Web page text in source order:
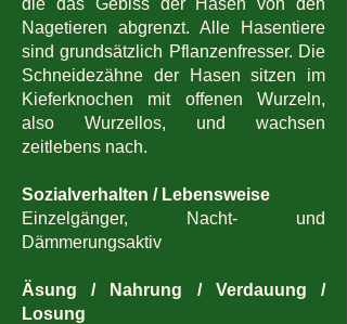
die das Gebiss der Hasen von den
Nagetieren abgrenzt. Alle Hasentiere
sind grundsätzlich Pflanzenfresser. Die
Schneidezähne der Hasen sitzen im
Kieferknochen mit offenen Wurzeln,
also Wurzellos, und wachsen
zeitlebens nach.
Sozialverhalten / Lebensweise
Einzelgänger, Nacht- und
Dämmerungsaktiv
Äsung / Nahrung / Verdauung /
Losung